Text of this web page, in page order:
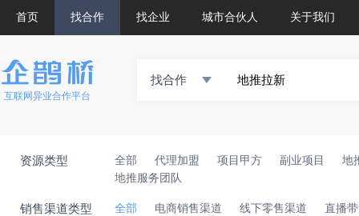
首页 找合作 找企业 城市合伙人 关于我们
互联网异业合作平台
找合作
资源类型 全部 代理加盟 项目甲方 副业项目
地
地推服务团队
销售渠道类型 全部 电商销售渠道 线下零售渠道 直播